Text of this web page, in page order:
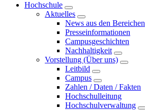
Hochschule
Aktuelles
News aus den Bereichen
Presseinformationen
Campusgeschichten
Nachhaltigkeit
Vorstellung (Über uns)
Leitbild
Campus
Zahlen / Daten / Fakten
Hochschulleitung
Hochschulverwaltung